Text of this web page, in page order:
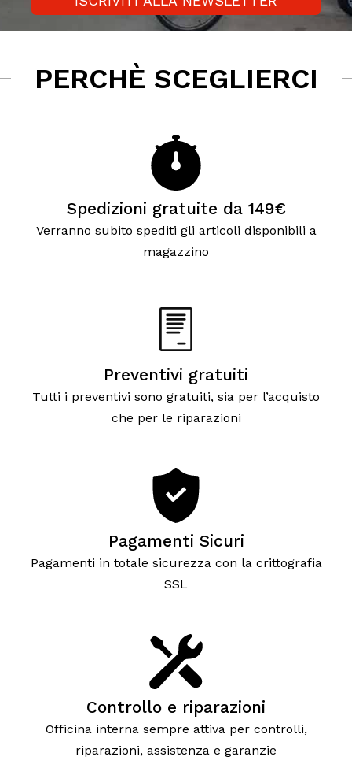
PERCHÈ SCEGLIERCI
Spedizioni gratuite da 149€
Verranno subito spediti gli articoli disponibili a
magazzino
Preventivi gratuiti
Tutti i preventivi sono gratuiti, sia per l’acquisto
che per le riparazioni
Pagamenti Sicuri
Pagamenti in totale sicurezza con la crittografia
SSL
Controllo e riparazioni
Officina interna sempre attiva per controlli,
riparazioni, assistenza e garanzie